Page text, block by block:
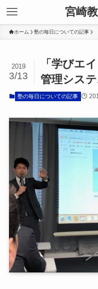
宮崎
ホーム 塾の毎日についての記事
「学びエ
管理シス
2019
3/13
塾の毎日についての記事